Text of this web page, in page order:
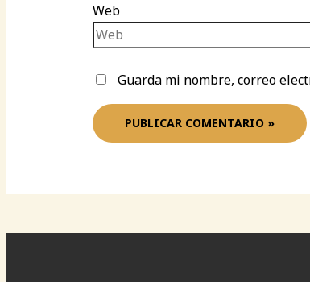
Web
Guarda mi nombre, correo